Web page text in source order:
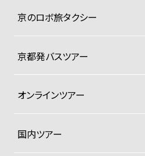
京のロボ旅タクシー
京都発バスツアー
オンラインツアー
国内ツアー